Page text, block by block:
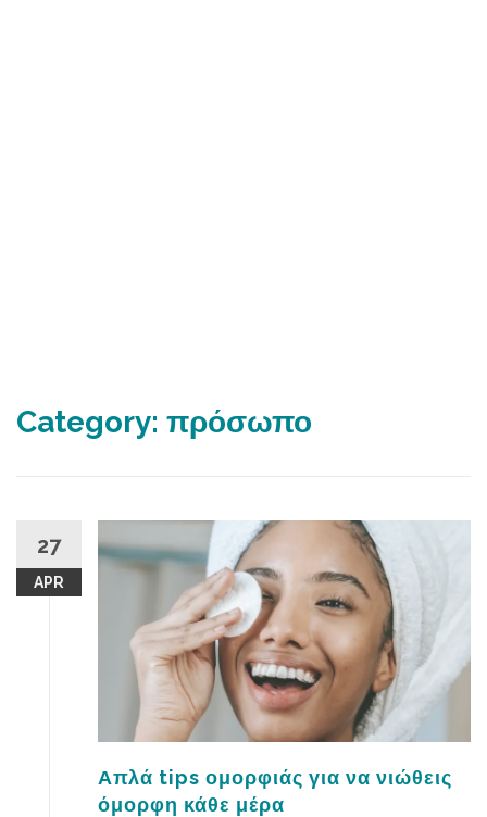
Category: πρόσωπο
27
APR
Απλά tips ομορφιάς για να νιώθεις
όμορφη κάθε μέρα